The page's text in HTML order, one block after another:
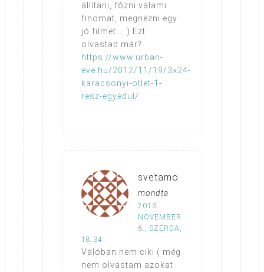
állítani, főzni valami
finomat, megnézni egy
jó filmet… :) Ezt
olvastad már?
https://www.urban-
eve.hu/2012/11/19/3×24-
karacsonyi-otlet-1-
resz-egyedul/
svetamo
mondta
2013.
NOVEMBER
6., SZERDA,
18:34
Valóban nem ciki ( még
nem olvastam azokat